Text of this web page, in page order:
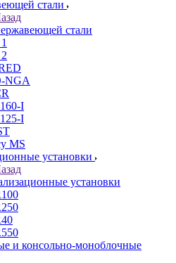
стали
стали
NGA
I
I
MS
установки
установки
и консольно-моноблочные